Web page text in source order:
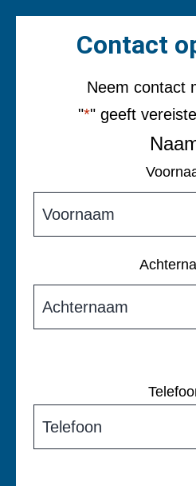
Contact
Neem contact
"*" geeft